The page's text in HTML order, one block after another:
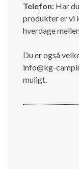
Telefon: Har
produkter er vi
hverdage
Du er også
info@kg-
muligt.